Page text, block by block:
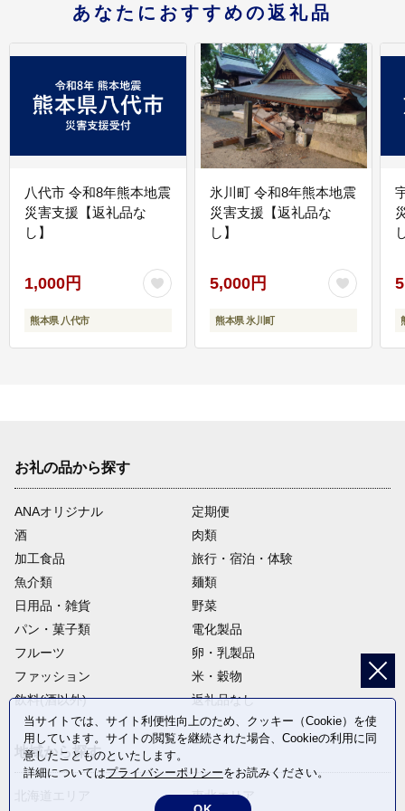
あなたにおすすめの返礼品
八代市 令和8年熊本地震
災害支援【返礼品な
し】
1,000円
熊本県 八代市
氷川町 令和8年熊本地震
災害支援【返礼品な
し】
5,000円
熊本県 氷川町
お礼の品から探す
ANAオリジナル
定期便
酒
肉類
加工食品
旅行・宿泊・体験
魚介類
麺類
日用品・雑貨
野菜
パン・菓子類
電化製品
フルーツ
卵・乳製品
ファッション
米・穀物
飲料(酒以外)
返礼品なし
地域から探す
東北エリア
当サイトでは、サイト利便性向上のため、クッキー（Cookie）を使
用しています。サイトの閲覧を継続された場合、Cookieの利用に同
意したことものといたします。
詳細についてはプライバシーポリシーをお読みください。